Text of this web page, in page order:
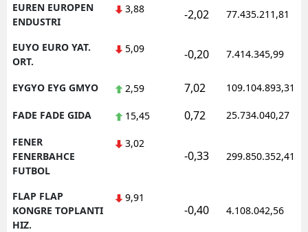
EUREN EUROPEN
ENDUSTRI
3,88 -2,02 77.435.211,81
EUYO EURO YAT.
ORT.
5,09 -0,20 7.414.345,99
EYGYO EYG GMYO 2,59 7,02 109.104.893,31
FADE FADE GIDA 15,45 0,72 25.734.040,27
FENER
FENERBAHCE
FUTBOL
3,02
-0,33 299.850.352,41
FLAP FLAP
KONGRE TOPLANTI
HIZ.
9,91
-0,40 4.108.042,56